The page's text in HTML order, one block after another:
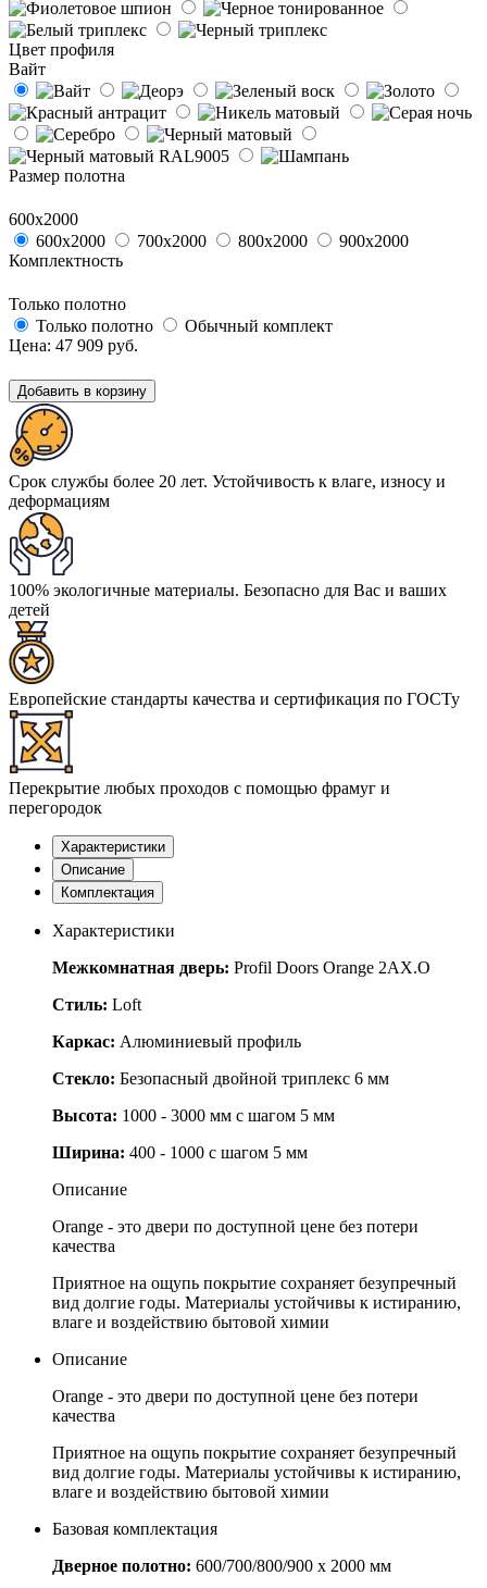
Цвет профиля
Вайт
Размер полотна
600х2000
600х2000
700х2000 800х2000
900х2000
Комплектность
Только полотно
Только полотно
Обычный комплект
Цена: 47 909 руб.
Добавить в корзину
Срок службы более 20 лет. Устойчивость к влаге, износу и
деформациям
100% экологичные материалы. Безопасно для Вас и ваших
детей
Европейские стандарты качества и сертификация по ГОСТу
Перекрытие любых проходов с помощью фрамуг и
перегородок
Характеристики
Описание
Комплектация
Характеристики
Межкомнатная дверь: Profil Doors Orange 2AX.O
Стиль: Loft
Каркас: Алюминиевый профиль
Стекло: Безопасный двойной триплекс 6 мм
Высота: 1000 - 3000 мм с шагом 5 мм
Ширина: 400 - 1000 с шагом 5 мм
Описание
Orange - это двери по доступной цене без потери
качества
Приятное на ощупь покрытие сохраняет безупречный
вид долгие годы. Материалы устойчивы к истиранию,
влаге и воздействию бытовой химии
Описание
Orange - это двери по доступной цене без потери
качества
Приятное на ощупь покрытие сохраняет безупречный
вид долгие годы. Материалы устойчивы к истиранию,
влаге и воздействию бытовой химии
Базовая комплектация
Дверное полотно: 600/700/800/900 x 2000 мм